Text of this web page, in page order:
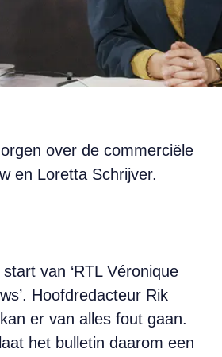
over de commerciële
en Loretta Schrijver.
van ‘RTL Véronique
Hoofdredacteur Rik
er van alles fout gaan.
het bulletin daarom een